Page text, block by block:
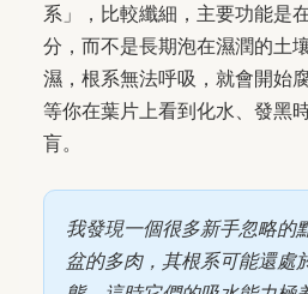
系」，比較纖細，主要功能是
分，而不是長期泡在濕潤的土
濕，根系無法呼吸，就會開始
等你在葉片上看到化水、發黑
肓。
我發現一個很多新手忽略的
盆的多肉，其根系可能還處